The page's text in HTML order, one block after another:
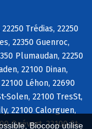
Biocoop utilise
Trédias, 22250
22350 Guenroc,
Plumaudan, 22250
22100 Dinan,
Léhon, 22690
Solen, 22100 TresSt,
22100 Calorguen,
Quévert, 22100 St-